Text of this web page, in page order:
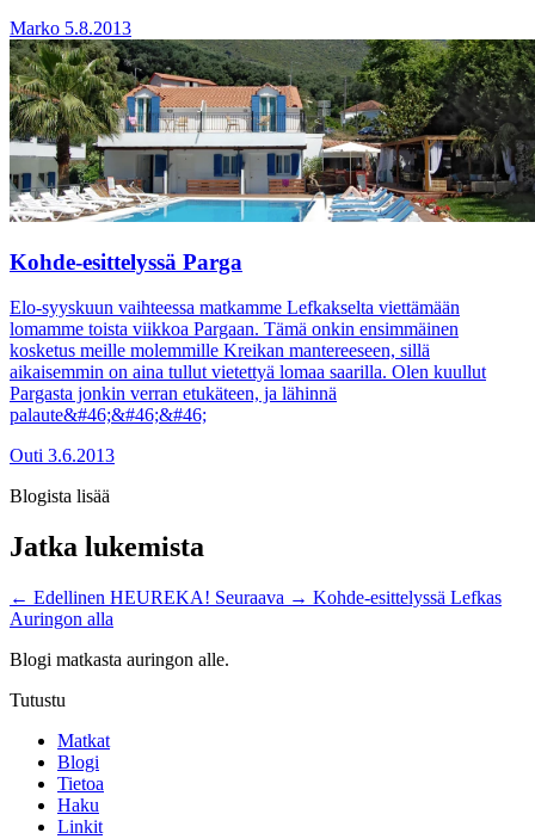
Marko 5.8.2013
Kohde-esittelyssä Parga
Elo-syyskuun vaihteessa matkamme Lefkakselta viettämään
lomamme toista viikkoa Pargaan. Tämä onkin ensimmäinen
kosketus meille molemmille Kreikan mantereeseen, sillä
aikaisemmin on aina tullut vietettyä lomaa saarilla. Olen kuullut
Pargasta jonkin verran etukäteen, ja lähinnä
palaute&#46;&#46;&#46;
Outi 3.6.2013
Blogista lisää
Jatka lukemista
← Edellinen HEUREKA! Seuraava → Kohde-esittelyssä Lefkas
Auringon alla
Blogi matkasta auringon alle.
Tutustu
Matkat
Blogi
Tietoa
Haku
Linkit